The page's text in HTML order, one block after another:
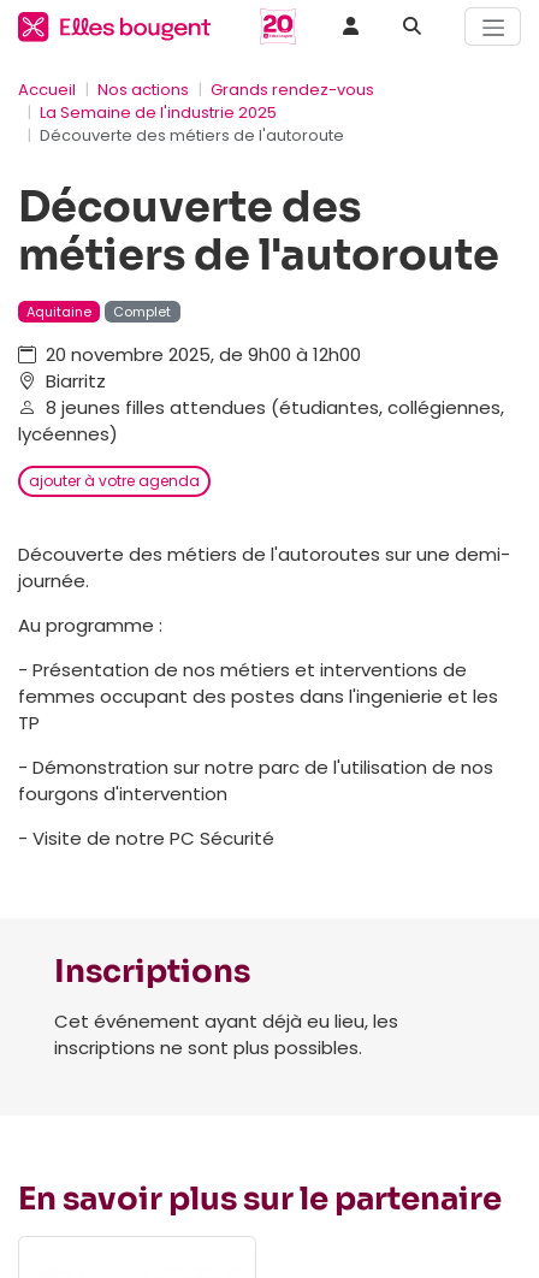
Accueil Nos actions
Grands rendez-vous
La Semaine de l'industrie 2025
Découverte des métiers de l'autoroute
Découverte des
métiers de l'autoroute
Aquitaine Complet
20 novembre 2025, de 9h00 à 12h00
Biarritz
8 jeunes filles attendues (étudiantes, collégiennes,
lycéennes)
ajouter à votre agenda
Découverte des métiers de l'autoroutes sur une demi-
journée.
Au programme :
- Présentation de nos métiers et interventions de
femmes occupant des postes dans l'ingenierie et les
TP
- Démonstration sur notre parc de l'utilisation de nos
fourgons d'intervention
- Visite de notre PC Sécurité
Inscriptions
Cet événement ayant déjà eu lieu, les
inscriptions ne sont plus possibles.
En savoir plus sur le partenaire